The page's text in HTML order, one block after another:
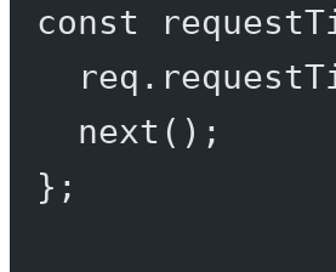
const
next ();
};